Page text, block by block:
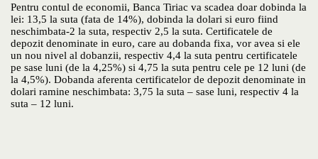
Pentru contul de economii, Banca Tiriac va scadea doar dobinda la
lei: 13,5 la suta (fata de 14%), dobinda la dolari si euro fiind
neschimbata-2 la suta, respectiv 2,5 la suta. Certificatele de
depozit denominate in euro, care au dobanda fixa, vor avea si ele
un nou nivel al dobanzii, respectiv 4,4 la suta pentru certificatele
pe sase luni (de la 4,25%) si 4,75 la suta pentru cele pe 12 luni (de
la 4,5%). Dobanda aferenta certificatelor de depozit denominate in
dolari ramine neschimbata: 3,75 la suta – sase luni, respectiv 4 la
suta – 12 luni.